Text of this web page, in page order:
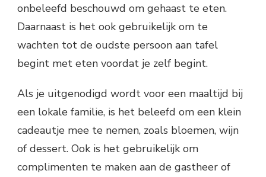
onbeleefd beschouwd om gehaast te eten.
Daarnaast is het ook gebruikelijk om te
wachten tot de oudste persoon aan tafel
begint met eten voordat je zelf begint.
Als je uitgenodigd wordt voor een maaltijd bij
een lokale familie, is het beleefd om een klein
cadeautje mee te nemen, zoals bloemen, wijn
of dessert. Ook is het gebruikelijk om
complimenten te maken aan de gastheer of